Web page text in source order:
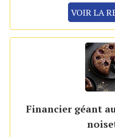
VOIR LA
Financier géant